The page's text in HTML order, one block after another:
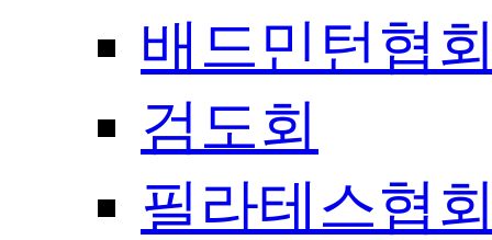
배드민턴협
검도회
필라테스협